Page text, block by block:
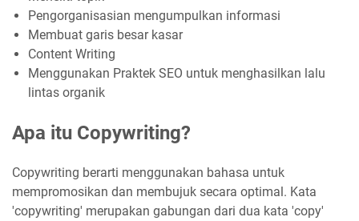
Pengorganisasian mengumpulkan informasi
Membuat garis besar kasar
Content Writing
Menggunakan Praktek SEO untuk menghasilkan lalu
lintas organik
Apa itu Copywriting?
Copywriting berarti menggunakan bahasa untuk
mempromosikan dan membujuk secara optimal. Kata
'copywriting' merupakan gabungan dari dua kata 'copy'